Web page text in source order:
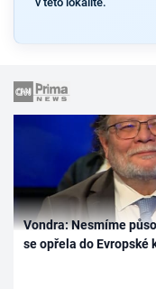
Vondra: Nesmíme
se opřela do Evropské